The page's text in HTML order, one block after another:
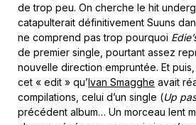
de trop peu. On cherche le hit
catapulterait définitivement Suuns
ne comprend pas trop pourquoi
de premier single, pourtant assez
nouvelle direction empruntée. Et
cet « edit » qu’Ivan Smagghe avait
compilations, celui d’un single (Up
précédent album… Un morceau lent